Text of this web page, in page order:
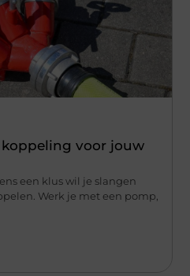
koppeling voor jouw
een klus wil je slangen
Werk je met een pomp,